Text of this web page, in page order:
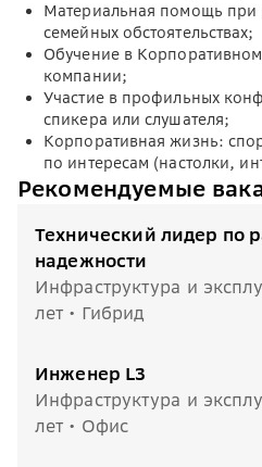
Материальная помощь при
семейных обстоятельствах;
Обучение в Корпоративном
компании;
Участие в профильных
спикера или слушателя;
Корпоративная жизнь:
по интересам (настолки,
Рекомендуемые
Технический лидер по
надежности
Инфраструктура и
лет • Гибрид
Инженер L3
Инфраструктура и
лет • Офис